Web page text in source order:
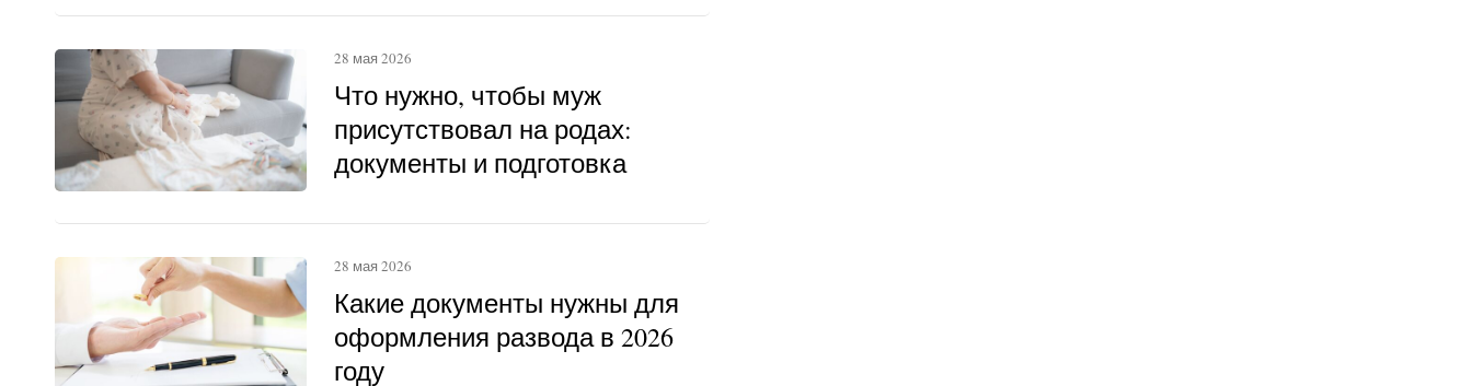
Что нужно, чтобы муж
присутствовал на родах:
документы и подготовка
28 мая 2026
Какие документы нужны для
оформления развода в 2026
году
28 мая 2026